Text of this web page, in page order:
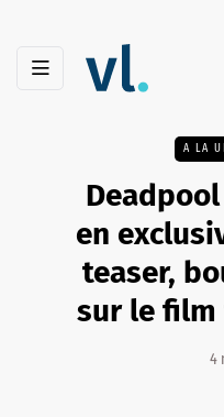
A LA
en
teaser,
sur le
4